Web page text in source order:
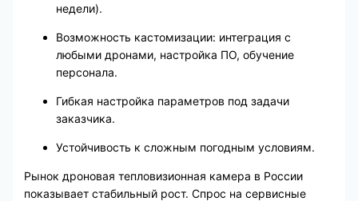
недели).
Возможность кастомизации: интеграция с
любыми дронами, настройка ПО, обучение
персонала.
Гибкая настройка параметров под задачи
заказчика.
Устойчивость к сложным погодным условиям.
Рынок дроновая тепловизионная камера в России
показывает стабильный рост. Спрос на сервисные